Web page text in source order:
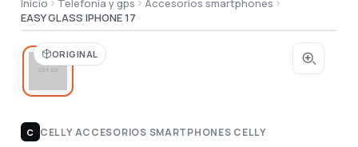
Inicio Telefonia y gps
Accesorios smartphones
EASY GLASS IPHONE 17
ORIGINAL
C CELLY|ACCESORIOS SMARTPHONES CELLY